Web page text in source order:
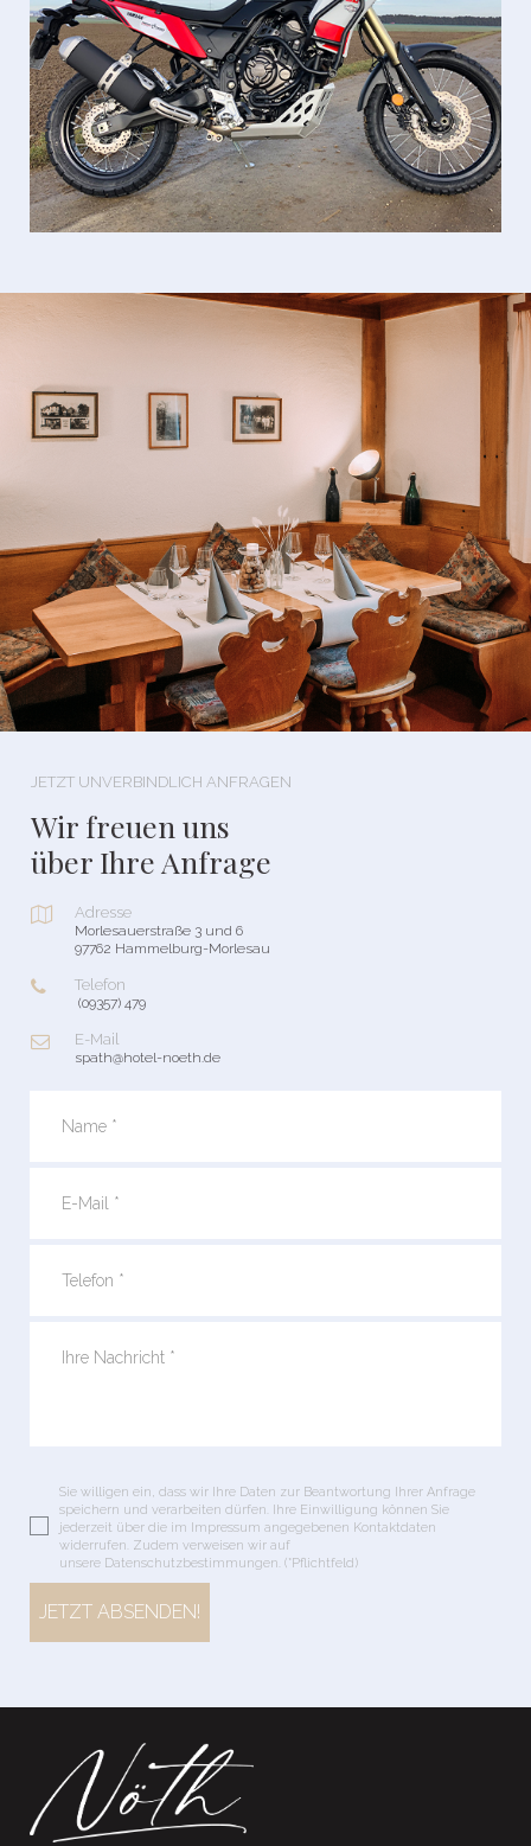
JETZT UNVERBINDLICH ANFRAGEN
Wir freuen uns
über Ihre Anfrage
 Adresse
Morlesauerstraße 3 und 6
97762 Hammelburg-Morlesau
 Telefon
(09357) 479
 E-Mail
spath@hotel-noeth.de
Sie willigen ein, dass wir Ihre Daten zur Beantwortung Ihrer Anfrage
speichern und verarbeiten dürfen. Ihre Einwilligung können Sie
jederzeit über die im Impressum angegebenen Kontaktdaten
widerrufen. Zudem verweisen wir auf
unsere Datenschutzbestimmungen. (*Pflichtfeld)
JETZT ABSENDEN!